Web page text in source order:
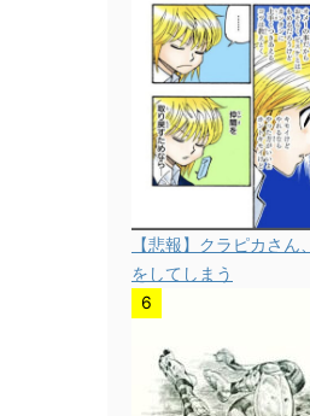
【悲報】クラピカさ
をしてしまう